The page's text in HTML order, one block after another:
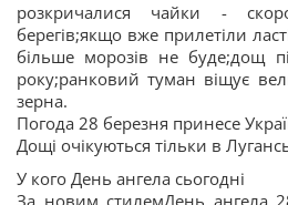
розкричалися чайки -
берегів;якщо вже прилетіли
більше морозів не буде;дощ
року;ранковий туман віщує
зерна.
Погода 28 березня принесе
Дощі очікуються тільки в
У кого День ангела сьогодні
За новим стилемДень ангела